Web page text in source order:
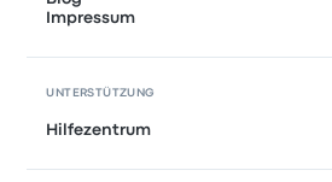
Impressum
UNTERSTÜTZUNG
Hilfezentrum